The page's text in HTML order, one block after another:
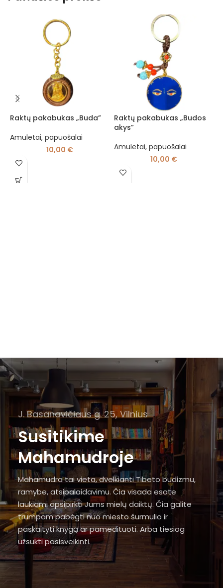
Raktų pakabukas „Buda”
Amuletai, papuošalai
10,00 €
Raktų pakabukas „Budos
akys”
Amuletai, papuošalai
10,00 €
J. Basanavičiaus g. 25, Vilnius
Susitikime
Mahamudroje
Mahamudra tai vieta, dvelkianti Tibeto budizmu,
ramybe, atsipalaidavimu. Čia visada esate
laukiami apsipirkti Jums mielų daiktų. Čia galite
trumpam pabėgti nuo miesto šurmulio ir
paskaityti knygą ar pamedituoti. Arba tiesiog
užsukti pasisveikinti.